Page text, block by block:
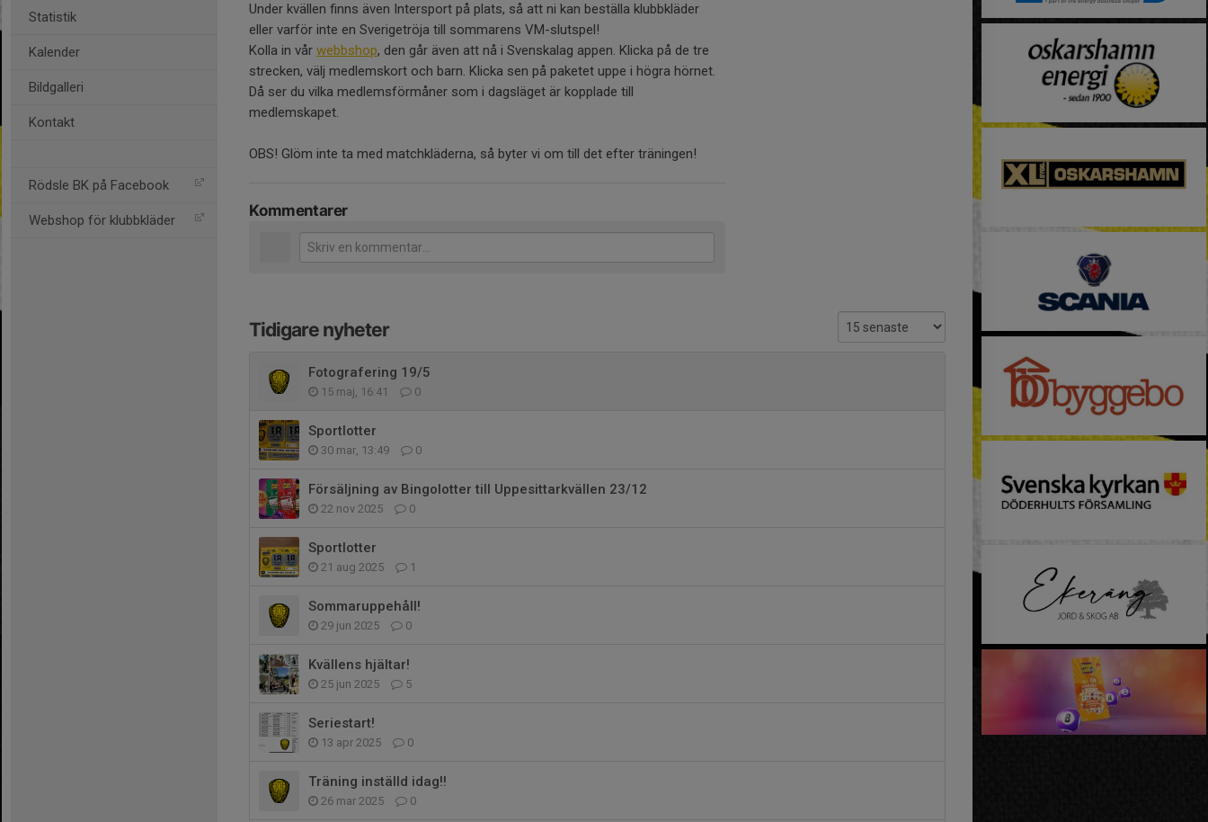
Statistik
Kalender
Bildgalleri
Kontakt
Rödsle BK på Facebook
Webshop för klubbkläder
Under kvällen finns även Intersport på plats, så att ni kan beställa klubbkläder
eller varför inte en Sverigetröja till sommarens VM-slutspel!
Kolla in vår webbshop, den går även att nå i Svenskalag appen. Klicka på de tre
strecken, välj medlemskort och barn. Klicka sen på paketet uppe i högra hörnet.
Då ser du vilka medlemsförmåner som i dagsläget är kopplade till
medlemskapet.
OBS! Glöm inte ta med matchkläderna, så byter vi om till det efter träningen!
Kommentarer
Tidigare nyheter
Fotografering 19/5
15 maj, 16:41 0
Sportlotter
30 mar, 13:49 0
Försäljning av Bingolotter till Uppesittarkvällen 23/12
22 nov 2025 0
Sportlotter
21 aug 2025 1
Sommaruppehåll!
29 jun 2025 0
Kvällens hjältar!
25 jun 2025 5
Seriestart!
13 apr 2025 0
Träning inställd idag!!
26 mar 2025 0